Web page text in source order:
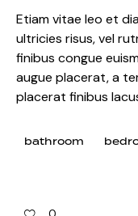
Etiam vitae leo et
ultricies risus, vel
finibus congue
augue placerat, a
placerat finibus
bathroom